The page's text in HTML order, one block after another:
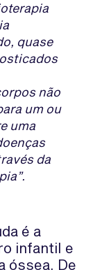
quase
não
um ou
uma
da
é a
infantil e
óssea. De